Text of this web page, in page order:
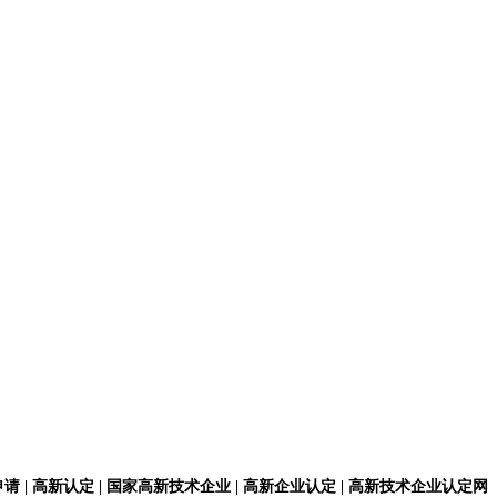
请 | 高新认定 | 国家高新技术企业 | 高新企业认定 | 高新技术企业认定网